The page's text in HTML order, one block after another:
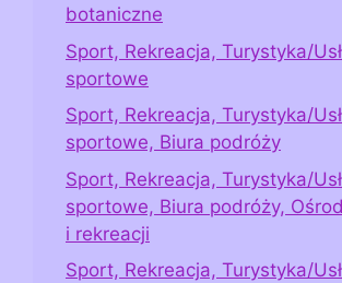
botaniczne
Sport, Rekreacja, Turystyka/
sportowe
Sport, Rekreacja, Turystyka/
sportowe, Biura podróży
Sport, Rekreacja, Turystyka/
sportowe, Biura podróży,
i rekreacji
Sport, Rekreacja, Turystyka/